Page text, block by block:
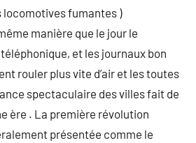
locomotives fumantes )
manière que le jour le
et les journaux bon
rouler plus vite d’air et les toutes
spectaculaire des villes fait de
ère . La première révolution
présentée comme le